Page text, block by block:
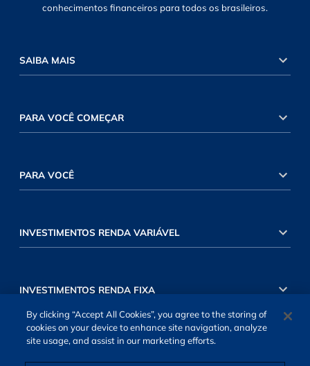
conhecimentos financeiros para todos os brasileiros.
SAIBA MAIS
PARA VOCÊ COMEÇAR
PARA VOCÊ
INVESTIMENTOS RENDA VARIÁVEL
INVESTIMENTOS RENDA FIXA
By clicking “Accept All Cookies”, you agree to the storing of
cookies on your device to enhance site navigation, analyze
site usage, and assist in our marketing efforts.